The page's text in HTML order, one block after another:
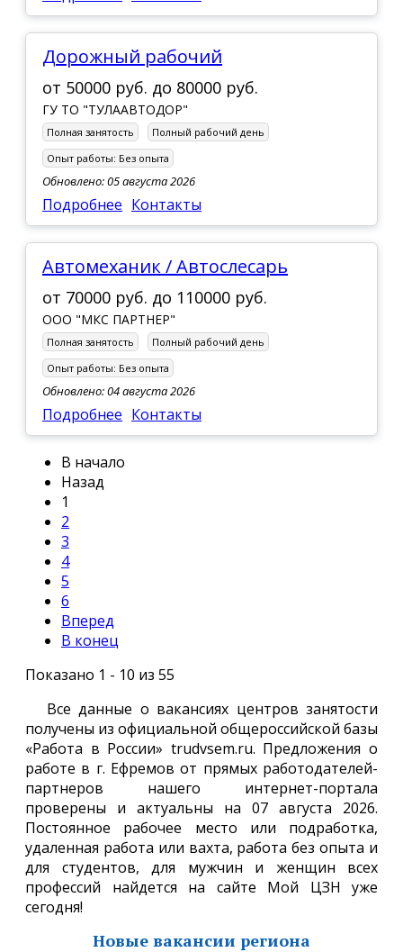
Дорожный рабочий
от 50000 руб. до 80000 руб.
ГУ ТО "ТУЛААВТОДОР"
Полная занятость
Полный рабочий день
Опыт работы: Без опыта
Обновлено: 05 августа 2026
Подробнее Контакты
Автомеханик / Автослесарь
от 70000 руб. до 110000 руб.
ООО "МКС ПАРТНЕР"
Полная занятость
Полный рабочий день
Опыт работы: Без опыта
Обновлено: 04 августа 2026
Подробнее Контакты
В начало
Назад
1
2
3
4
5
6
Вперед
В конец
Показано 1 - 10 из 55
Все данные о вакансиях центров занятости
получены из официальной общероссийской базы
«Работа в России» trudvsem.ru. Предложения о
работе в г. Ефремов от прямых работодателей-
партнеров нашего интернет-портала
проверены и актуальны на 07 августа 2026.
Постоянное рабочее место или подработка,
удаленная работа или вахта, работа без опыта и
для студентов, для мужчин и женщин всех
профессий найдется на сайте Мой ЦЗН уже
сегодня!
Новые вакансии региона